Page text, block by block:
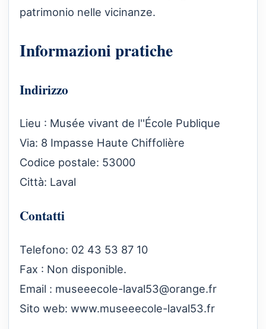
patrimonio nelle vicinanze.
Informazioni pratiche
Indirizzo
Lieu : Musée vivant de l''École Publique
Via: 8 Impasse Haute Chiffolière
Codice postale: 53000
Città: Laval
Contatti
Telefono: 02 43 53 87 10
Fax : Non disponible.
Email : museeecole-laval53@orange.fr
Sito web: www.museeecole-laval53.fr